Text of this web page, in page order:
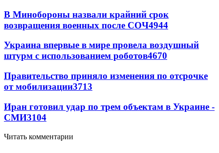
В Минобороны назвали крайний срок
возвращения военных после СОЧ4944
Украина впервые в мире провела воздушный
штурм с использованием роботов4670
Правительство приняло изменения по отсрочке
от мобилизации3713
Иран готовил удар по трем объектам в Украине -
СМИ3104
Читать комментарии